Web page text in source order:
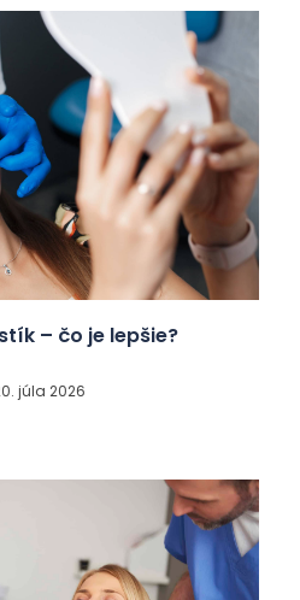
– čo je lepšie?
júla 2026